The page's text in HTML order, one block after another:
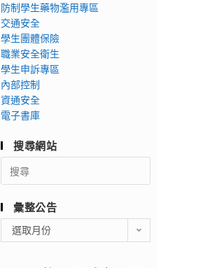
防制學生藥物濫用專區
交通安全
學生團體保險
職業安全衛生
學生申訴專區
內部控制
資通安全
電子書庫
搜尋網站
Search
for:
彙整公告
整
選取月份